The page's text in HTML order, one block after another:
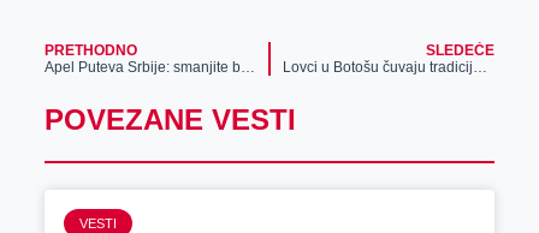
PRETHODNO
Apel Puteva Srbije: smanjite brzinu i poštujte signalizaciju
SLEDEĆE
Lovci u Botošu čuvaju tradiciju i običaje od zaborava
POVEZANE VESTI
VESTI